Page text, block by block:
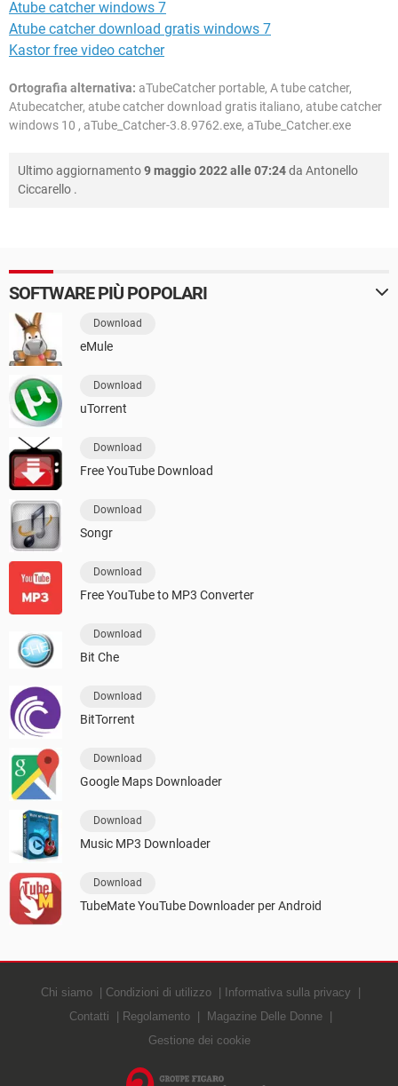
Atube catcher windows 7
Atube catcher download gratis windows 7
Kastor free video catcher
Ortografia alternativa: aTubeCatcher portable, A tube catcher,
Atubecatcher, atube catcher download gratis italiano, atube catcher
windows 10 , aTube_Catcher-3.8.9762.exe, aTube_Catcher.exe
Ultimo aggiornamento9 maggio 2022 alle 07:24da Antonello
Ciccarello .
SOFTWARE PIÙ POPOLARI
Download
eMule
Download
uTorrent
Download
Free YouTube Download
Download
Songr
Download
Free YouTube to MP3 Converter
Download
Bit Che
Download
BitTorrent
Download
Google Maps Downloader
Download
Music MP3 Downloader
Download
TubeMate YouTube Downloader per Android
Chi siamo Condizioni di utilizzo
Informativa sulla privacy
Contatti
Regolamento
Magazine Delle Donne
Gestione dei cookie